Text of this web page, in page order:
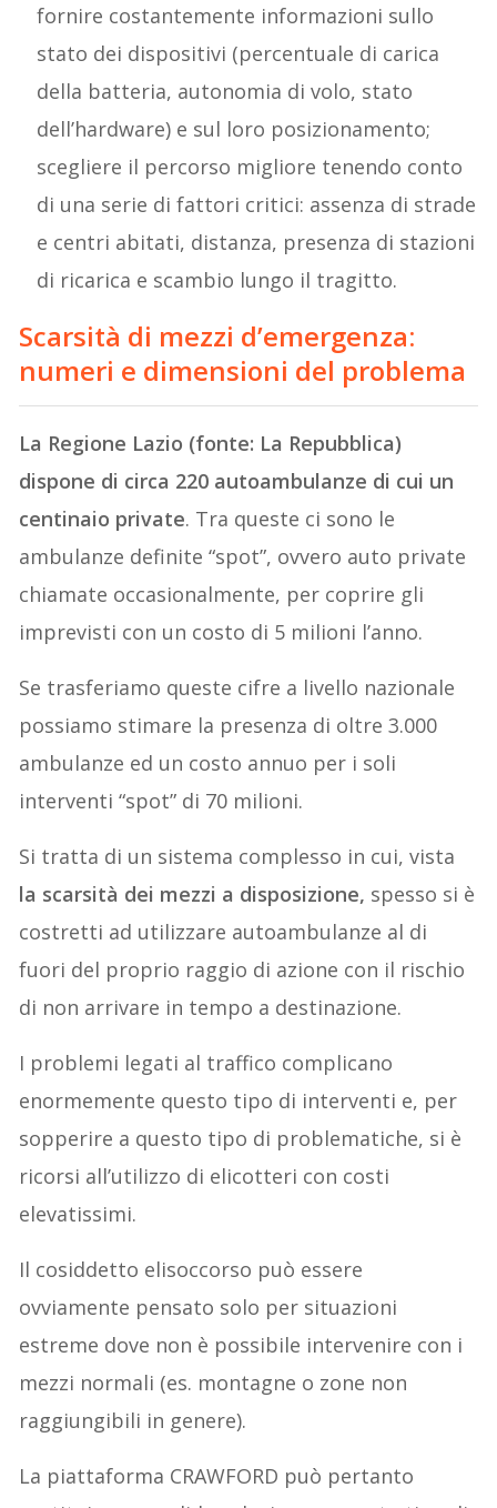
fornire costantemente informazioni sullo
stato dei dispositivi (percentuale di carica
della batteria, autonomia di volo, stato
dell’hardware) e sul loro posizionamento;
scegliere il percorso migliore tenendo conto
di una serie di fattori critici: assenza di strade
e centri abitati, distanza, presenza di stazioni
di ricarica e scambio lungo il tragitto.
Scarsità di mezzi d’emergenza:
numeri e dimensioni del problema
La Regione Lazio (fonte: La Repubblica)
dispone di circa 220 autoambulanze di cui un
centinaio private. Tra queste ci sono le
ambulanze definite “spot”, ovvero auto private
chiamate occasionalmente, per coprire gli
imprevisti con un costo di 5 milioni l’anno.
Se trasferiamo queste cifre a livello nazionale
possiamo stimare la presenza di oltre 3.000
ambulanze ed un costo annuo per i soli
interventi “spot” di 70 milioni.
Si tratta di un sistema complesso in cui, vista
la scarsità dei mezzi a disposizione, spesso si è
costretti ad utilizzare autoambulanze al di
fuori del proprio raggio di azione con il rischio
di non arrivare in tempo a destinazione.
I problemi legati al traffico complicano
enormemente questo tipo di interventi e, per
sopperire a questo tipo di problematiche, si è
ricorsi all’utilizzo di elicotteri con costi
elevatissimi.
Il cosiddetto elisoccorso può essere
ovviamente pensato solo per situazioni
estreme dove non è possibile intervenire con i
mezzi normali (es. montagne o zone non
raggiungibili in genere).
La piattaforma CRAWFORD può pertanto